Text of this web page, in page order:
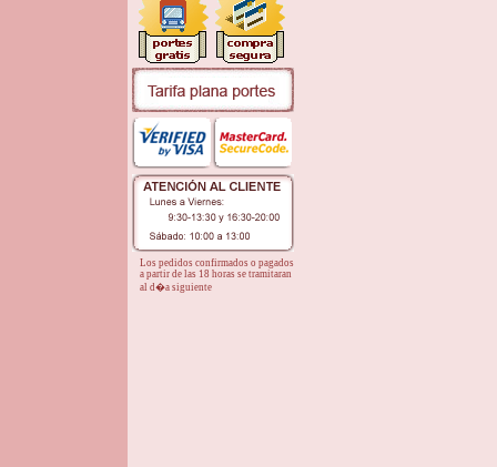
Los pedidos confirmados o pagados
a partir de las 18 horas se tramitaran
al d�a siguiente